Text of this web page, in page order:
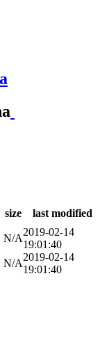
size last modified
N/A
2019-02-14
19:01:40
N/A
2019-02-14
19:01:40